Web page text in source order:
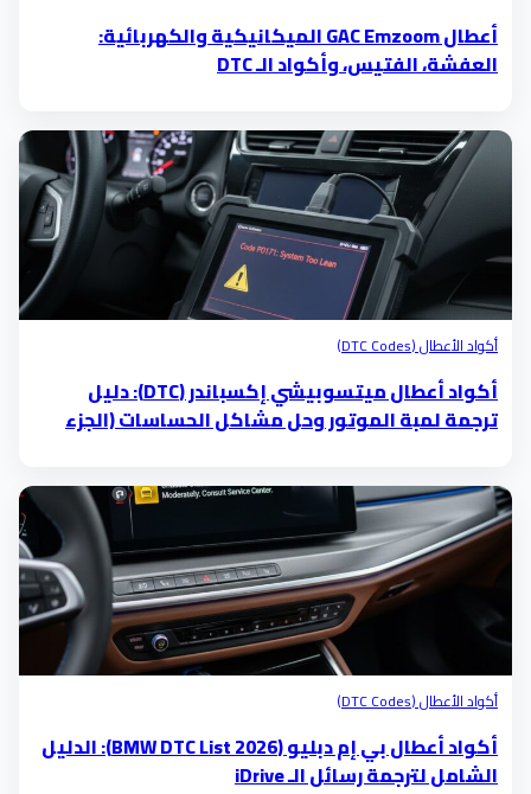
أعطال GAC Emzoom الميكانيكية والكهربائية:
العفشة، الفتيس، وأكواد الـ DTC
أكواد الأعطال (DTC Codes)
أكواد أعطال ميتسوبيشي إكسباندر (DTC): دليل
ترجمة لمبة الموتور وحل مشاكل الحساسات (الجزء
أكواد الأعطال (DTC Codes)
أكواد أعطال بي إم دبليو (BMW DTC List 2026): الدليل
الشامل لترجمة رسائل الـ iDrive